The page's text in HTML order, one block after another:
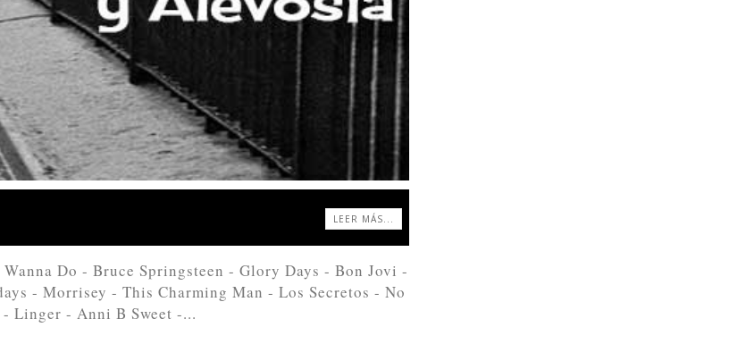
LEER MÁS...
Do - Bruce Springsteen - Glory Days - Bon Jovi -
- Morrisey - This Charming Man - Los Secretos - No
Linger - Anni B Sweet -...